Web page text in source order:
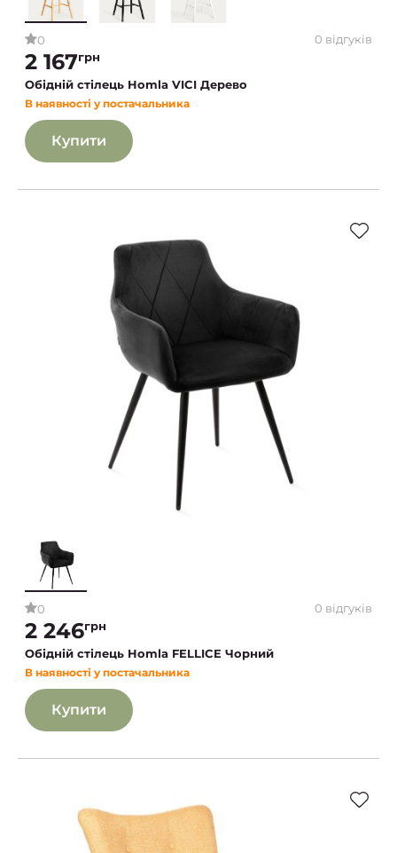
0 0 відгуків
2 167грн
Обідній стілець Homla VICI Дерево
В наявності у постачальника
Купити
0 0 відгуків
2 246грн
Обідній стілець Homla FELLICE Чорний
В наявності у постачальника
Купити